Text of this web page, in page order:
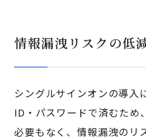
情報漏洩リスクの低
シングルサインオンの導入
ID・パスワードで済むため
必要もなく、情報漏洩のリ